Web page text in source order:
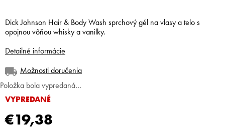
€19,38
VYPREDANÉ
Možnosti doručenia
Položka bola vypredaná…
Dick Johnson Hair & Body Wash sprchový gél na vlasy a telo s
opojnou vôňou whisky a vanilky.
Detailné informácie